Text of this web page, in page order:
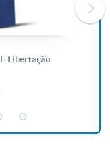
Libertação